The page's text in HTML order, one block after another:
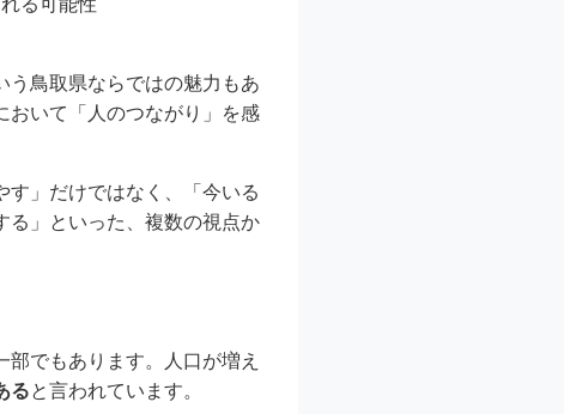
う鳥取県ならではの魅力もあ
おいて「人のつながり」を感
す」だけではなく、「今いる
る」といった、複数の視点か
でもあります。人口が増え
ると言われています。